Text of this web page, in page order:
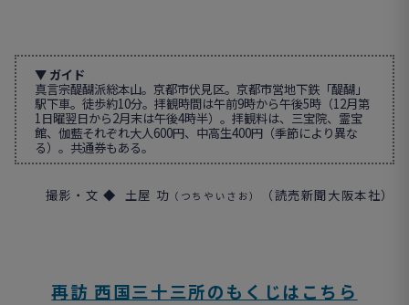
▼ ガイド
真言宗醍醐派総本山。京都市伏見区。京都市営地下鉄「醍醐」
駅下車。徒歩約10分。拝観時間は午前9時から午後5時（12月第
1日曜翌日から2月末は午後4時半）。拝観料は、三宝院、霊宝
館、伽藍それぞれ大人600円、中高生400円（季節により異な
る）。共通券もある。
撮影・文 ◆ 土屋 功 （つちやいさお） （読売新聞大阪本社）
再訪 西国三十三所のもくじはこちら